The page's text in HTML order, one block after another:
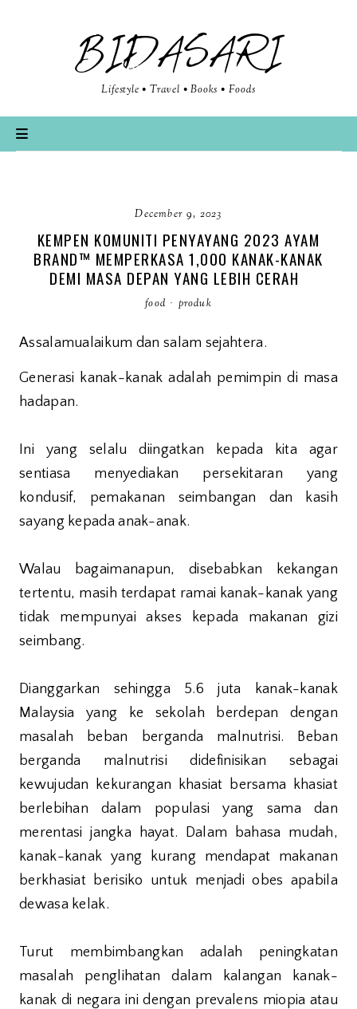
BIDASARI
Lifestyle • Travel • Books • Foods
December 9, 2023
KEMPEN KOMUNITI PENYAYANG 2023 AYAM
BRAND™ MEMPERKASA 1,000 KANAK-KANAK
DEMI MASA DEPAN YANG LEBIH CERAH
food · produk
Assalamualaikum dan salam sejahtera.
Generasi kanak-kanak adalah pemimpin di masa
hadapan.
Ini yang selalu diingatkan kepada kita agar
sentiasa menyediakan persekitaran yang
kondusif, pemakanan seimbangan dan kasih
sayang kepada anak-anak.
Walau bagaimanapun, disebabkan kekangan
tertentu, masih terdapat ramai kanak-kanak yang
tidak mempunyai akses kepada makanan gizi
seimbang.
Dianggarkan sehingga 5.6 juta kanak-kanak
Malaysia yang ke sekolah berdepan dengan
masalah beban berganda malnutrisi. Beban
berganda malnutrisi didefinisikan sebagai
kewujudan kekurangan khasiat bersama khasiat
berlebihan dalam populasi yang sama dan
merentasi jangka hayat. Dalam bahasa mudah,
kanak-kanak yang kurang mendapat makanan
berkhasiat berisiko untuk menjadi obes apabila
dewasa kelak.
Turut membimbangkan adalah peningkatan
masalah penglihatan dalam kalangan kanak-
kanak di negara ini dengan prevalens miopia atau